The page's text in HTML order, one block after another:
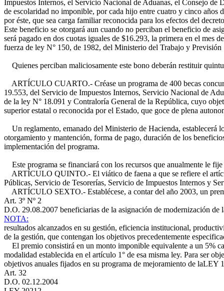
Impuestos Internos, el Servicio Nacional de Aduanas, el Consejo
de escolaridad no imponible, por cada hijo entre cuatro y cinco años
por éste, que sea carga familiar reconocida para los efectos del
Este beneficio se otorgará aun cuando no perciban el beneficio de
será pagado en dos cuotas iguales de $16.293, la primera en el mes
fuerza de ley N° 150, de 1982, del Ministerio del Trabajo y Previsión
Quienes perciban maliciosamente este bono deberán restituir
ARTÍCULO CUARTO.- Créase un programa de 400 becas
19.553, del Servicio de Impuestos Internos, Servicio Nacional de
de la ley N° 18.091 y Contraloría General de la República, cuyo
superior estatal o reconocida por el Estado, que goce de plena
Un reglamento, emanado del Ministerio de Hacienda, establecerá
otorgamiento y mantención, forma de pago, duración de los
implementación del programa.
Este programa se financiará con los recursos que anualmente le
ARTÍCULO QUINTO.- El viático de faena a que se refiere el
Públicas, Servicio de Tesorerías, Servicio de Impuestos Internos y
ARTÍCULO SEXTO.- Establécese, a contar del año 2003, un
Art. 3º Nº 2
D.O. 29.08.2007 beneficiarias de la asignación de modernización
NOTA:
resultados alcanzados en su gestión, eficiencia institucional,
de la gestión, que contengan los objetivos precedentemente
El premio consistirá en un monto imponible equivalente a un 5%
modalidad establecida en el artículo 1° de esa misma ley. Para ser
objetivos anuales fijados en su programa de mejoramiento de laLEY
Art. 32
D.O. 02.12.2004